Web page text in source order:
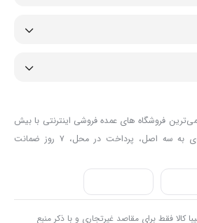
فروشگاه های عمده فروشی اینترنتی با بیش
از یک دهه تجربه، با پایبندی به سه اصل، پرداخت در محل، ۷ روز ضمانت
کالا موفق شده تا همگام با فروشگاه‌های معتبر
اینترنتی ایران تبدیل شود. به محض ورود به سایت
به رو می‌شوید! هر آنچه که نیاز دارید و به ذهن شما
کرد.
کالا فقط برای مقاصد غیرتجاری و با ذکر منبع